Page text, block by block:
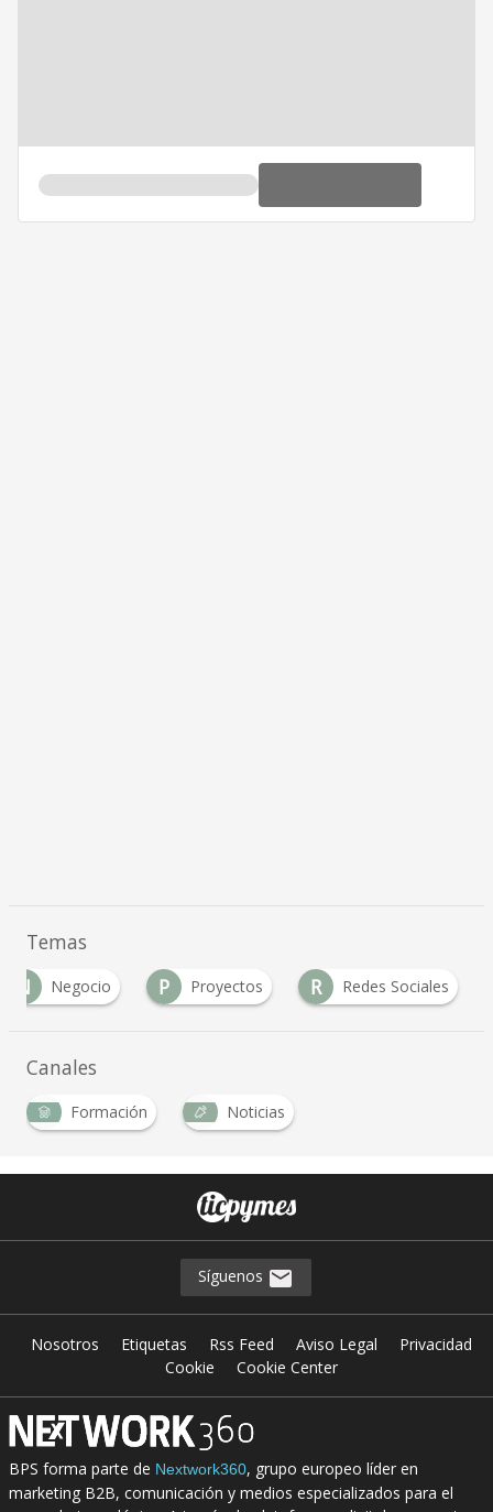
Temas
N
Negocio P Proyectos R Redes Sociales
Canales
Formación Noticias
Síguenos
Nosotros Etiquetas Rss Feed Aviso Legal
Privacidad
Cookie
Cookie Center
BPS forma parte de Nextwork360, grupo europeo líder en
marketing B2B, comunicación y medios especializados para el